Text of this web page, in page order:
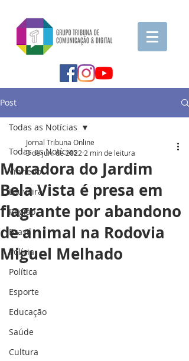
Post
Todas as Notícias
Vinhedo
Louveira
Região
Brasil
Polícia
Política
Esporte
Educação
Saúde
Cultura
Todas as Notícias
Moradora do Jardim
Bela Vista é presa em
flagrante por abandono
de animal na Rodovia
Miguel Melhado
Jornal Tribuna Online
3 de jun. de 2022 2 min de leitura